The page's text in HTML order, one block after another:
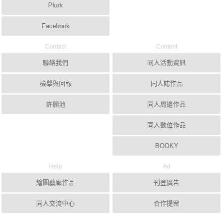
Plurk
Facebook
Contact
聯絡我們
檢舉與回報
許願池
Content
同人活動資訊
同人誌作品
同人周邊作品
同人數位作品
BOOKY
Help
繪圖藝廊作品
同人交流中心
Ad
刊登廣告
合作提案